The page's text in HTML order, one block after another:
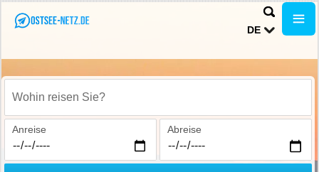
DE
Wohin reisen Sie?
Anreise Abreise